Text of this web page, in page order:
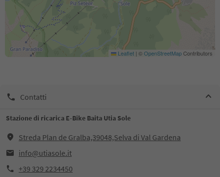
Leaflet | ©OpenStreetMapContributors
Contatti
Stazione di ricarica E-Bike Baita Utia Sole
Streda Plan de Gralba,39048,Selva di Val Gardena
info@utiasole.it
+39 329 2234450